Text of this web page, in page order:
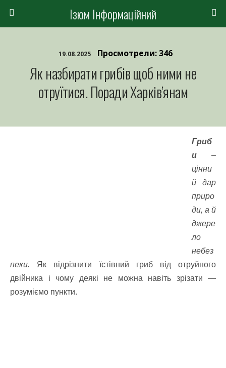
Ізюм Інформаційний
19.08.2025 Просмотрели: 346
Як назбирати грибів щоб ними не
отруїтися. Поради Харків’янам
Гриб
и –
цінни
й дар
приро
ди, а й
джере
ло
небез
пеки. Як відрізнити їстівний гриб від отруйного
двійника і чому деякі не можна навіть зрізати —
розуміємо пункти.